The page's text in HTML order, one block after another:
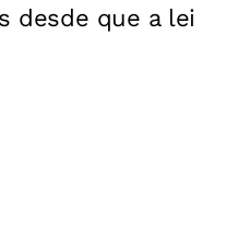
desde que a lei